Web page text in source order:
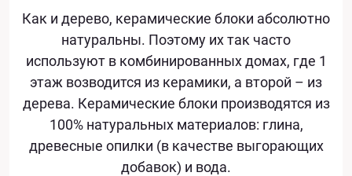
Как и дерево, керамические блоки абсолютно
натуральны. Поэтому их так часто
используют в комбинированных домах, где 1
этаж возводится из керамики, а второй – из
дерева. Керамические блоки производятся из
100% натуральных материалов: глина,
древесные опилки (в качестве выгорающих
добавок) и вода.